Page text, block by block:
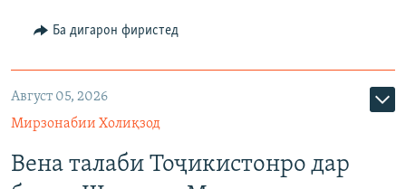
Ба дигарон фиристед
Август 05, 2026
Мирзонабии Холиқзод
Вена талаби Тоҷикистонро дар